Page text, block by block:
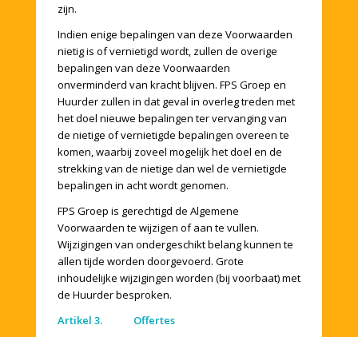
zijn.
Indien enige bepalingen van deze Voorwaarden
nietig is of vernietigd wordt, zullen de overige
bepalingen van deze Voorwaarden
onverminderd van kracht blijven. FPS Groep en
Huurder zullen in dat geval in overleg treden met
het doel nieuwe bepalingen ter vervanging van
de nietige of vernietigde bepalingen overeen te
komen, waarbij zoveel mogelijk het doel en de
strekking van de nietige dan wel de vernietigde
bepalingen in acht wordt genomen.
FPS Groep is gerechtigd de Algemene
Voorwaarden te wijzigen of aan te vullen.
Wijzigingen van ondergeschikt belang kunnen te
allen tijde worden doorgevoerd. Grote
inhoudelijke wijzigingen worden (bij voorbaat) met
de Huurder besproken.
Artikel 3. Offertes